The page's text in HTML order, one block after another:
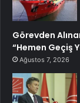
Görevden
“Hemen Geçiş
Ağustos 7, 2026